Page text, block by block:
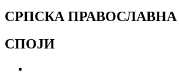
СРПСКА
СПОЈИ